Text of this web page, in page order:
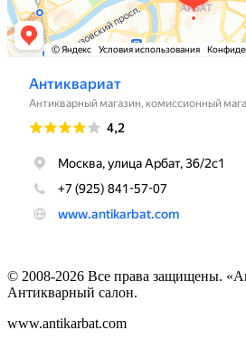
© 2008-2026 Все права защищены.
Антикварный салон.
www.antikarbat.com